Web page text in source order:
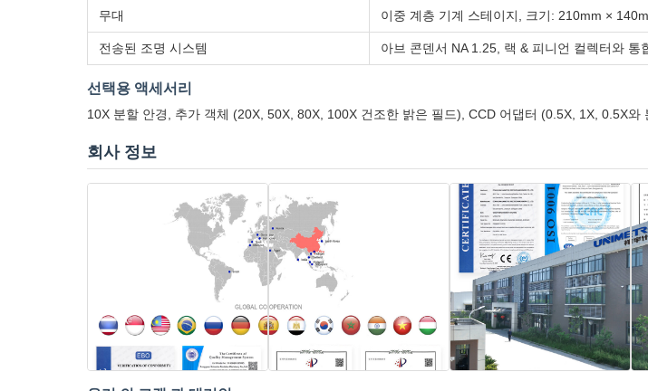
무대 이중 계층 기계 스테이지, 크기: 210mm ×
전송된 조명 시스템 아브 콘덴서 NA 1.25, 랙 & 피니언 컬렉터와 통
선택용 액세서리
10X 분할 안경, 추가 객체 (20X, 50X, 80X, 100X 건조한 밝은 필드), CCD 어댑터 (0.5X, 1X, 0.5X와
회사 정보